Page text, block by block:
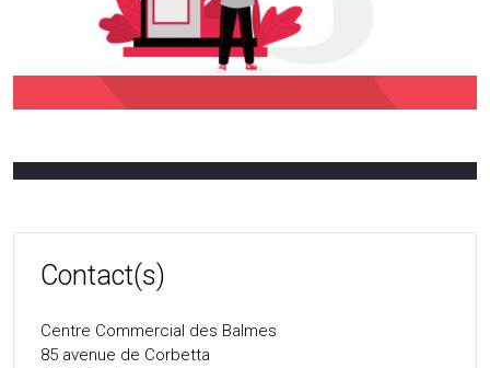
Contact(s)
Centre Commercial des Balmes
85 avenue de Corbetta